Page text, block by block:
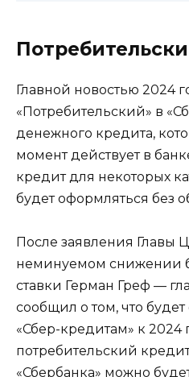
Главной новостью 2024
«Потребительский» в
денежного кредита,
момент действует в
кредит для некоторых
будет оформляться без
После заявления Главы
неминуемом снижении
ставки Герман Греф —
сообщил о том, что
«Сбер-кредитам» к 2024
потребительский
«Сбербанка» можно